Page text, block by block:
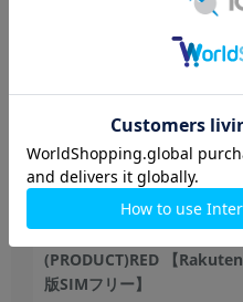
iPhone14 Plus A2885
(MQ4V3J/A) 512GB
(PRODUCT)RED 【Rakuten
版SIMフリー】